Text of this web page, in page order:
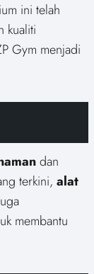
ini telah
kualiti
Gym menjadi
dan
terkini, alat
membantu